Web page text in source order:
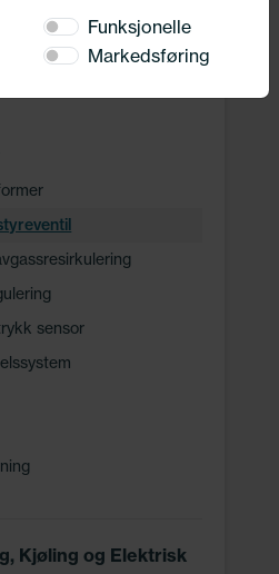
sensor
Kjøling og Elektrisk
Funksjonelle
Markedsføring